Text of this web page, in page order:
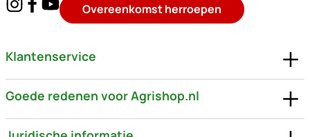
Overeenkomst herroepen
Klantenservice
Goede redenen voor Agrishop.nl